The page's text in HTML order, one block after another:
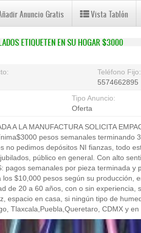
Anuncio Gratis Vista Tablón
ETIQUETEN EN SU HOGAR $3000
Teléfono Fijo:
5574662895
Tipo Anuncio:
Oferta
A LA MANUFACTURA SOLICITA
pesos semanales terminando
no pedimos depósitos NI fianzas, todo
público en general. Con alto
pagos semanales por pieza terminada
$10,000 pesos según su producción,
de 20 a 60 años, con o sin
espacio en casa, si ningún tipo de
Tlaxcala,Puebla,Queretaro, CDMX y